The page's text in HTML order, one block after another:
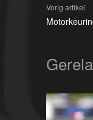
Vorig artikel